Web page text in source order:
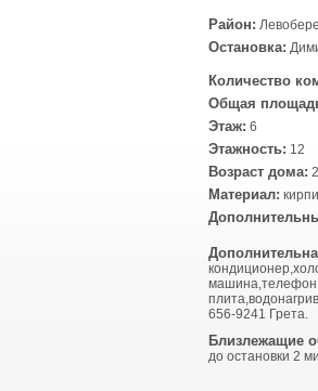
Район:
Остановка:
Количество
Общая
Этаж: 6
Этажность: 12
Возраст дома:
Материал:
656-9241 Грета.
Близлежащие
до остановки 2